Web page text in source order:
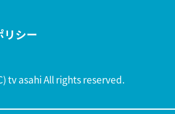
リシー
tv asahi All rights reserved.